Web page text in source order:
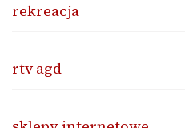
rekreacja
rtv agd